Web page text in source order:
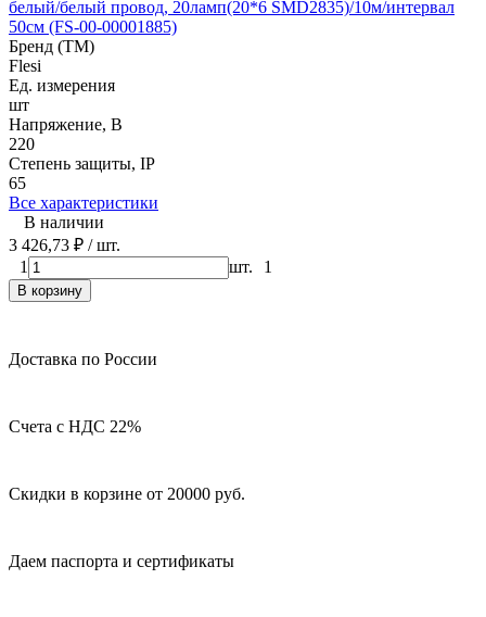
Бренд (ТМ)
Flesi
Ед. измерения
шт
Напряжение, В
220
Степень защиты, IP
65
Все характеристики
В наличии
3 426,73 ₽ / шт.
1
шт. 1
В корзину
Доставка по России
Счета с НДС 22%
Скидки в корзине от 20000 руб.
Даем паспорта и сертификаты